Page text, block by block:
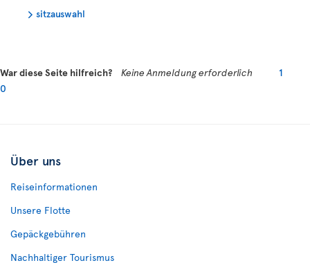
sitzauswahl
War diese Seite hilfreich? Keine Anmeldung erforderlich
1
0
Über uns
Reiseinformationen
Unsere Flotte
Gepäckgebühren
Nachhaltiger Tourismus